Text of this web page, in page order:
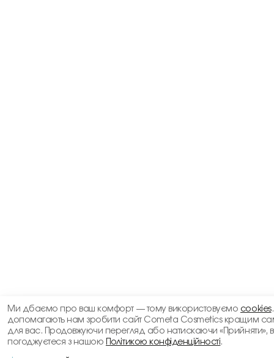
Ми дбаємо про ваш комфорт — тому використовуємо cookies
допомагають нам зробити сайт Cometa Cosmetics кращим
для вас. Продовжуючи перегляд або натискаючи «Прийняти»,
погоджуєтеся з нашою
Політикою конфіденційності.